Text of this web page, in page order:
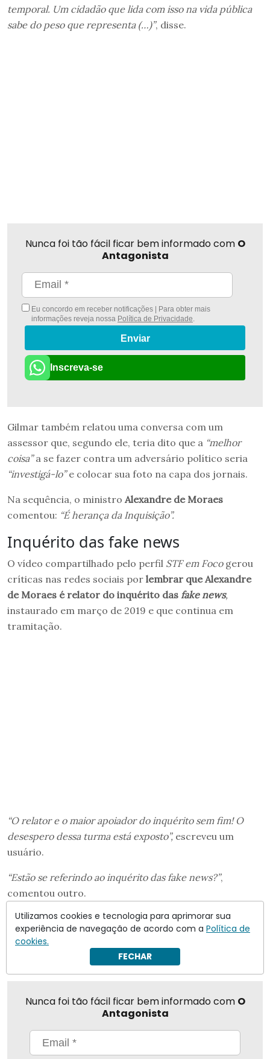
temporal. Um cidadão que lida com isso na vida pública
sabe do peso que representa (…)”, disse.
Nunca foi tão fácil ficar bem informado com O
Antagonista
Eu concordo em receber notificações | Para obter mais
informações reveja nossa Política de Privacidade
Enviar
Inscreva-se
Gilmar também relatou uma conversa com um
assessor que, segundo ele, teria dito que a “melhor
coisa”a se fazer contra um adversário político seria
“investigá-lo”e colocar sua foto na capa dos jornais.
Na sequência, o ministro Alexandre de Moraes
comentou: “É herança da Inquisição”.
Inquérito das fake news
O vídeo compartilhado pelo perfil STF em Focogerou
críticas nas redes sociais por lembrar que Alexandre
de Moraes é relator do inquérito das fake news,
instaurado em março de 2019 e que continua em
tramitação.
“O relator e o maior apoiador do inquérito sem fim! O
desespero dessa turma está exposto”, escreveu um
usuário.
“Estão se referindo ao inquérito das fake news?”,
comentou outro.
Compartilhar
Nunca foi tão fácil ficar bem informado com O
Antagonista
Utilizamos cookies e tecnologia para aprimorar sua
experiência de navegação de acordo com a Política de
cookies.
FECHAR